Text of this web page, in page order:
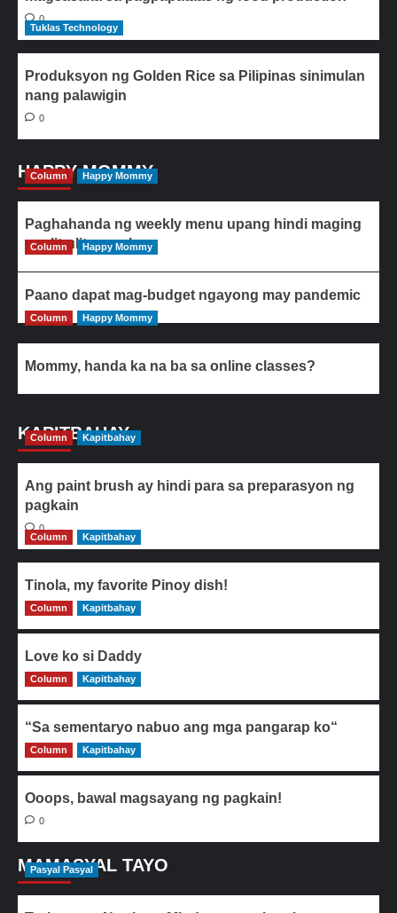
0
Tuklas Technology
Produksyon ng Golden Rice sa Pilipinas sinimulan
nang palawigin
0
HAPPY MOMMY
Column Happy Mommy
Paghahanda ng weekly menu upang hindi maging
paulit-ulit ang ulam
Column Happy Mommy
Paano dapat mag-budget ngayong may pandemic
Column Happy Mommy
Mommy, handa ka na ba sa online classes?
KAPITBAHAY
Column Kapitbahay
Ang paint brush ay hindi para sa preparasyon ng
pagkain
0
Column
Kapitbahay
Tinola, my favorite Pinoy dish!
0
Column Kapitbahay
Love ko si Daddy
0
Column Kapitbahay
“Sa sementaryo nabuo ang mga pangarap ko“
0
Column Kapitbahay
Ooops, bawal magsayang ng pagkain!
0
MAMASYAL TAYO
Pasyal Pasyal